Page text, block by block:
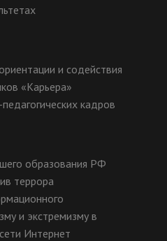
и содействия
«Карьера»
кадров
образования РФ
террора
и экстремизму в
Интернет